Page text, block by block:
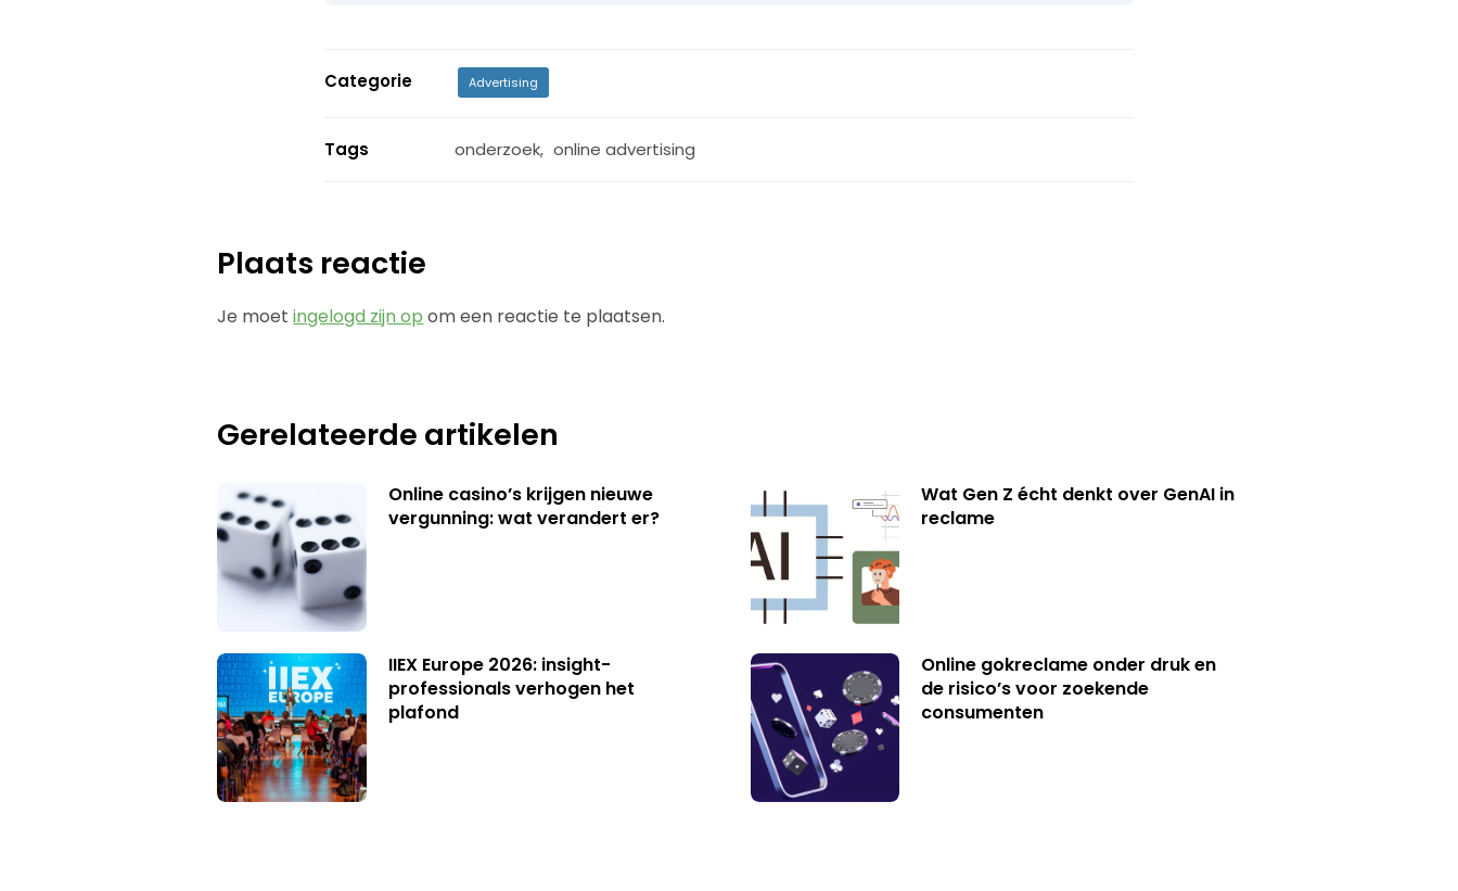
Categorie Advertising
Tags onderzoek, online advertising
Plaats reactie
Je moetingelogd zijn op om een reactie te plaatsen.
Gerelateerde artikelen
Online casino’s krijgen nieuwe
vergunning: wat verandert er?
Wat Gen Z écht denkt over GenAI in
reclame
IIEX Europe 2026: insight-
professionals verhogen het
plafond
Online gokreclame onder druk en
de risico’s voor zoekende
consumenten